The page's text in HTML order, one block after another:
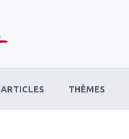
ARTICLES THÈMES